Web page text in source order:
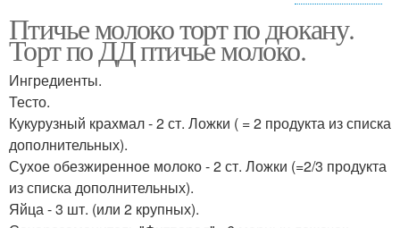
торт по дюкану Рулет по дюкану
Кухня по дюкану Пирог по дюкану
Птичье молоко торт по дюкану.
Торт по ДД птичье молоко.
Ингредиенты.
Тесто.
Кукурузный крахмал - 2 ст. Ложки ( = 2 продукта из списка
дополнительных).
Сухое обезжиренное молоко - 2 ст. Ложки (=2/3 продукта
из списка дополнительных).
Яйца - 3 шт. (или 2 крупных).